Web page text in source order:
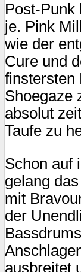
Post-Punk
je. Pink
wie der
Cure und
finstersten
Shoegaze
absolut
Taufe zu
Schon auf
gelang
mit
der
ausbreitet